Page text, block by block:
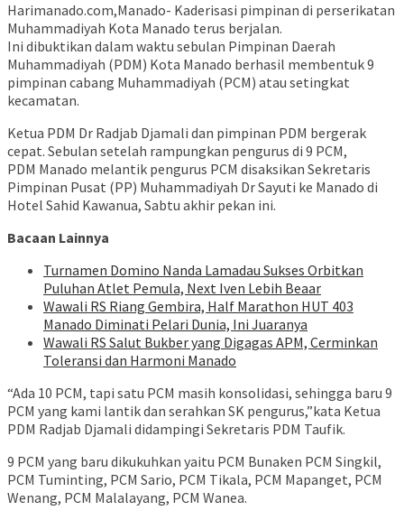
Harimanado.com,Manado- Kaderisasi pimpinan di perserikatan
Muhammadiyah Kota Manado terus berjalan.
Ini dibuktikan dalam waktu sebulan Pimpinan Daerah
Muhammadiyah (PDM) Kota Manado berhasil membentuk 9
pimpinan cabang Muhammadiyah (PCM) atau setingkat
kecamatan.
Ketua PDM Dr Radjab Djamali dan pimpinan PDM bergerak
cepat. Sebulan setelah rampungkan pengurus di 9 PCM,
PDM Manado melantik pengurus PCM disaksikan Sekretaris
Pimpinan Pusat (PP) Muhammadiyah Dr Sayuti ke Manado di
Hotel Sahid Kawanua, Sabtu akhir pekan ini.
Bacaan Lainnya
Turnamen Domino Nanda Lamadau Sukses Orbitkan
Puluhan Atlet Pemula, Next Iven Lebih Beaar
Wawali RS Riang Gembira, Half Marathon HUT 403
Manado Diminati Pelari Dunia, Ini Juaranya
Wawali RS Salut Bukber yang Digagas APM, Cerminkan
Toleransi dan Harmoni Manado
“Ada 10 PCM, tapi satu PCM masih konsolidasi, sehingga baru 9
PCM yang kami lantik dan serahkan SK pengurus,”kata Ketua
PDM Radjab Djamali didampingi Sekretaris PDM Taufik.
9 PCM yang baru dikukuhkan yaitu PCM Bunaken PCM Singkil,
PCM Tuminting, PCM Sario, PCM Tikala, PCM Mapanget, PCM
Wenang, PCM Malalayang, PCM Wanea.